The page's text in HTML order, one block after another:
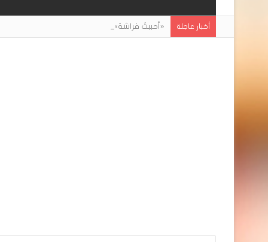
أخبار عاجلة «أحببتُ فراشة».. رواية حديثة صادرة عن مركز